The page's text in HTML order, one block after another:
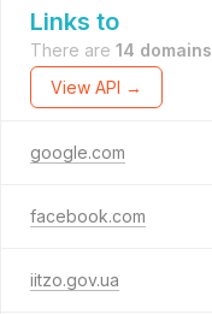
Links to
There are 14 domains
View API →
google.com
facebook.com
iitzo.gov.ua